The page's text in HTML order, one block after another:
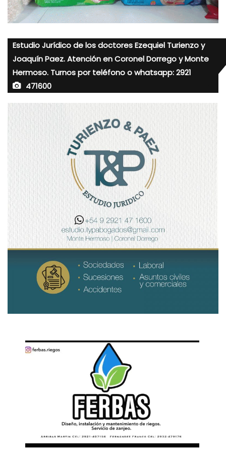
Estudio Jurídico de los doctores Ezequiel Turienzo y
Joaquín Paez. Atención en Coronel Dorrego y Monte
Hermoso. Turnos por teléfono o whatsapp: 2921
471600